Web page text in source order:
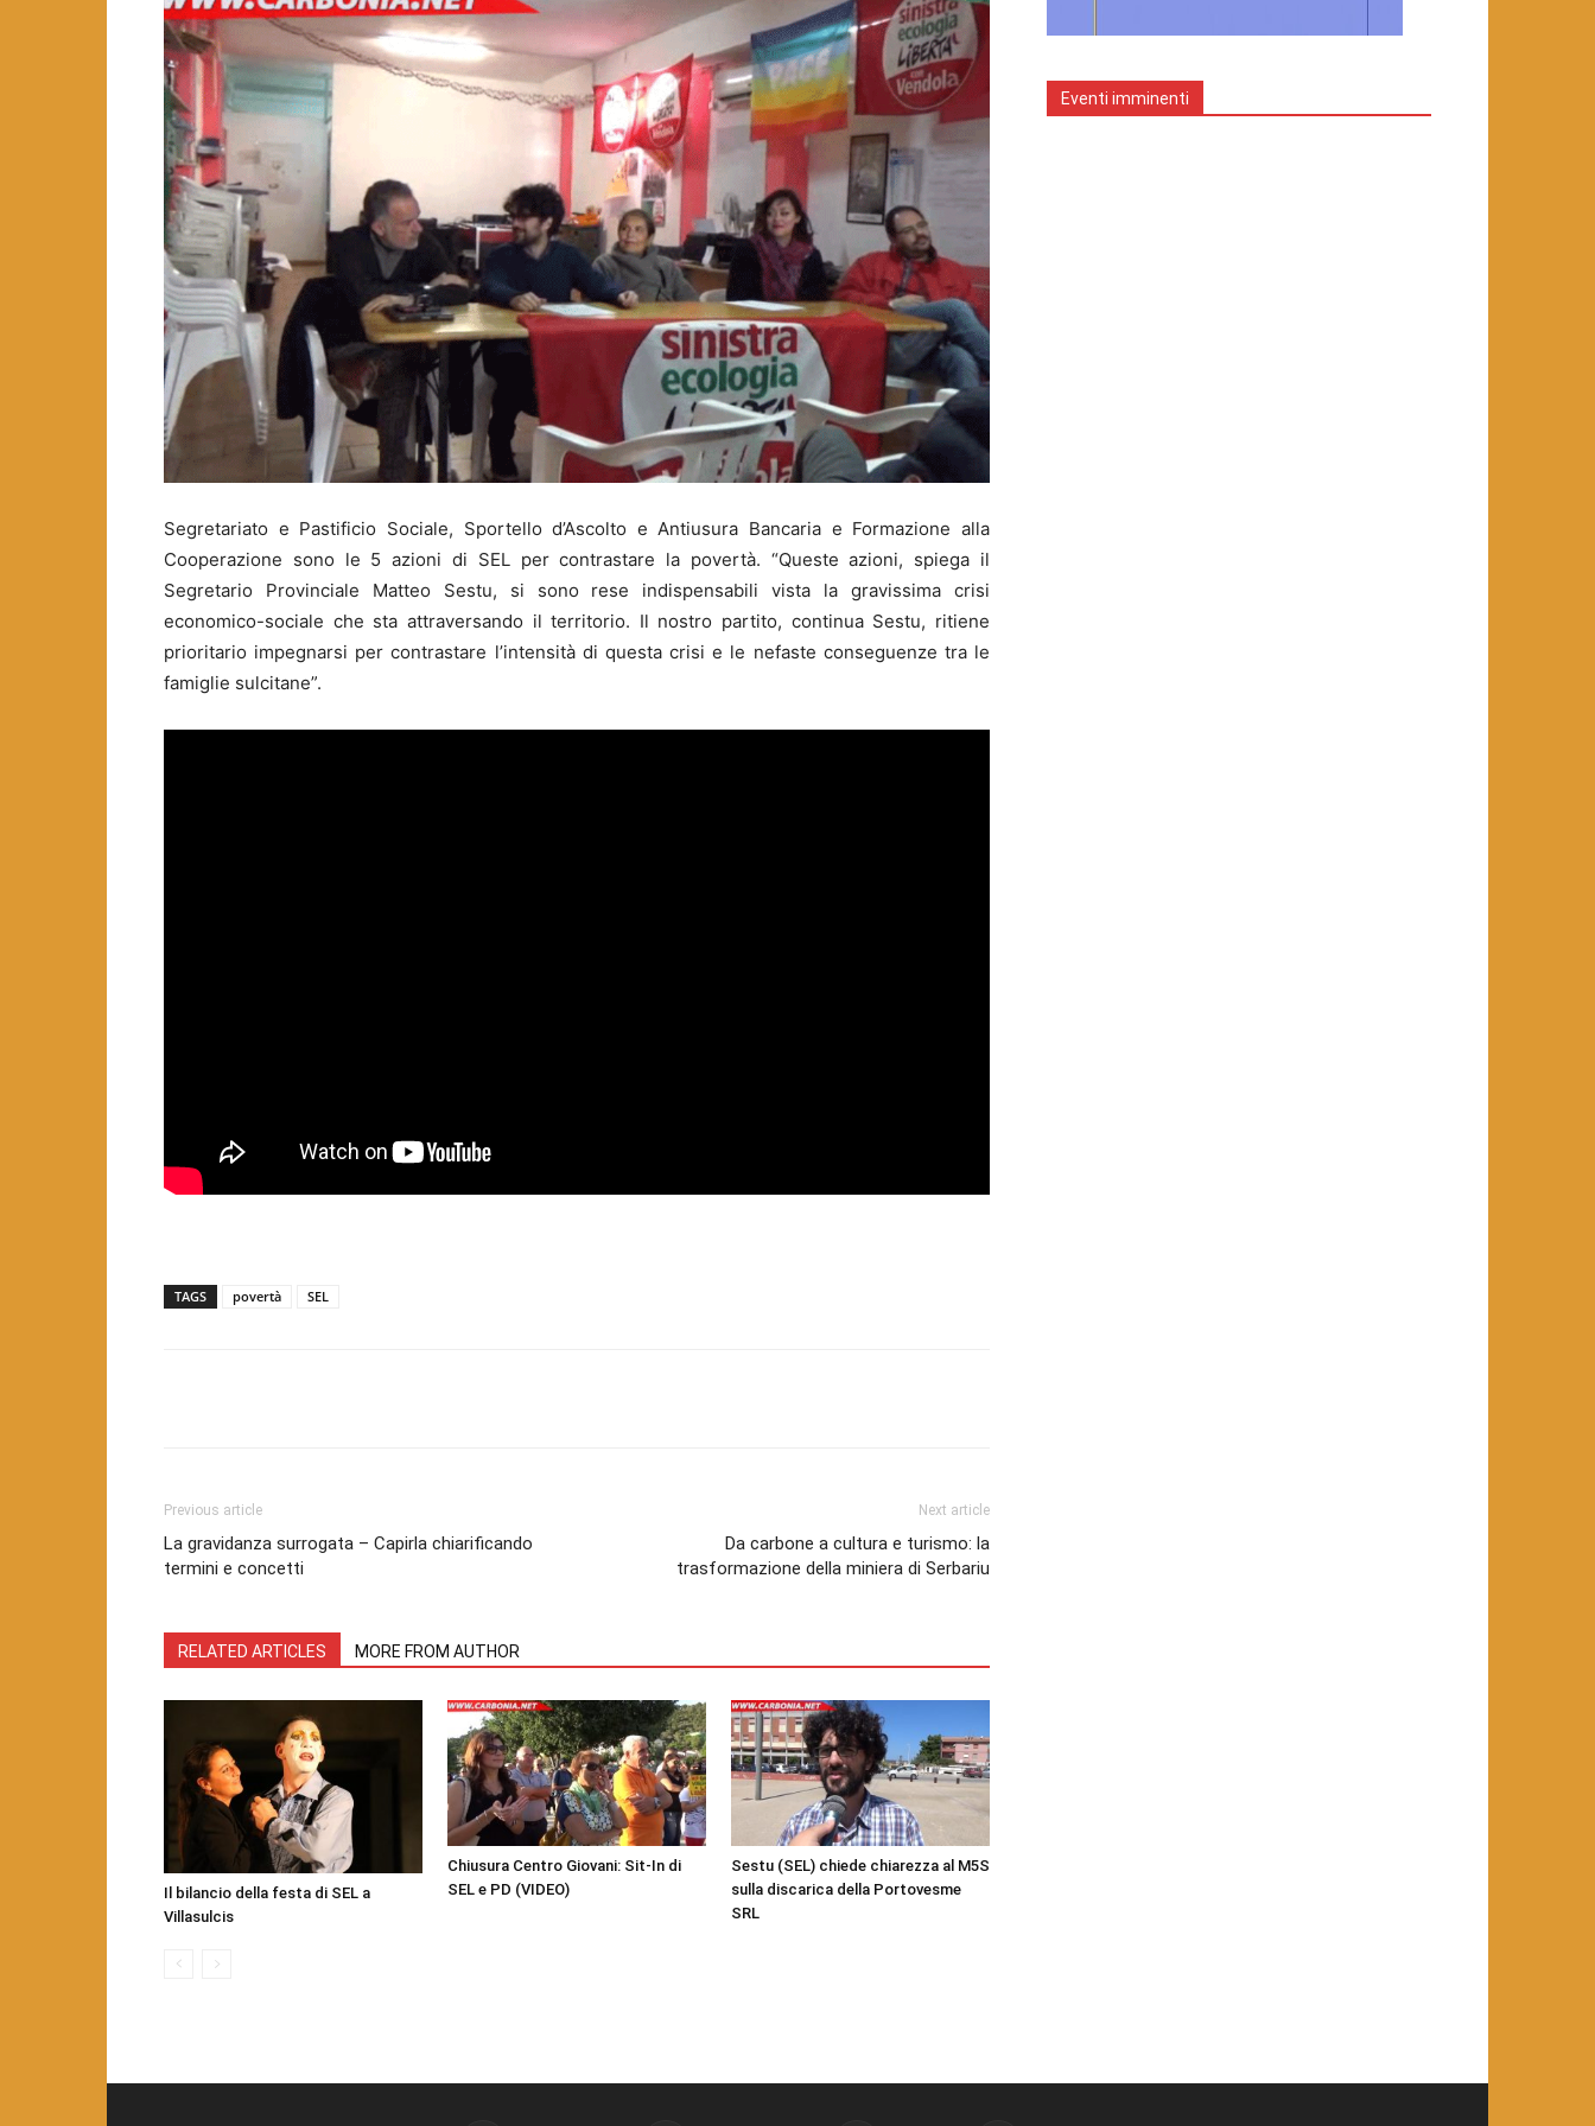
Segretariato e Pastificio Sociale, Sportello d’Ascolto e Antiusura Bancaria e Formazione alla
Cooperazione sono le 5 azioni di SEL per contrastare la povertà. “Queste azioni, spiega il
Segretario Provinciale Matteo Sestu, si sono rese indispensabili vista la gravissima crisi
economico-sociale che sta attraversando il territorio. Il nostro partito, continua Sestu, ritiene
prioritario impegnarsi per contrastare l’intensità di questa crisi e le nefaste conseguenze tra le
famiglie sulcitane”.
TAGS povertà SEL
Previous article
La gravidanza surrogata – Capirla chiarificando
termini e concetti
Next article
Da carbone a cultura e turismo: la
trasformazione della miniera di Serbariu
RELATED ARTICLES MORE FROM AUTHOR
Il bilancio della festa di SEL a
Villasulcis
Chiusura Centro Giovani: Sit-In di
SEL e PD (VIDEO)
Sestu (SEL) chiede chiarezza al M5S
sulla discarica della Portovesme
SRL
Eventi imminenti